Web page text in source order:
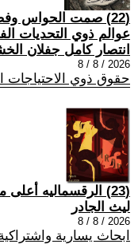
(22) صمت الحواس
عوالم ذوي التحديات
انتصار كامل جفلان
2026 / 8 / 8
حقوق ذوي الاحتياجات
(23) الرقسماليه أعلى مراحل الأمبرياليه... ج١١
ليث الجادر
2026 / 8 / 8
ابحاث يسارية